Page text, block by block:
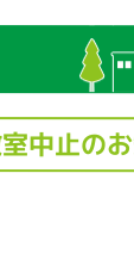
中止の